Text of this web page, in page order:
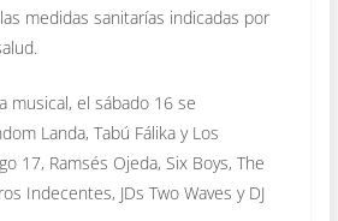
medidas sanitarías indicadas por
musical, el sábado 16 se
Landa, Tabú Fálika y Los
17, Ramsés Ojeda, Six Boys, The
Indecentes, JDs Two Waves y DJ